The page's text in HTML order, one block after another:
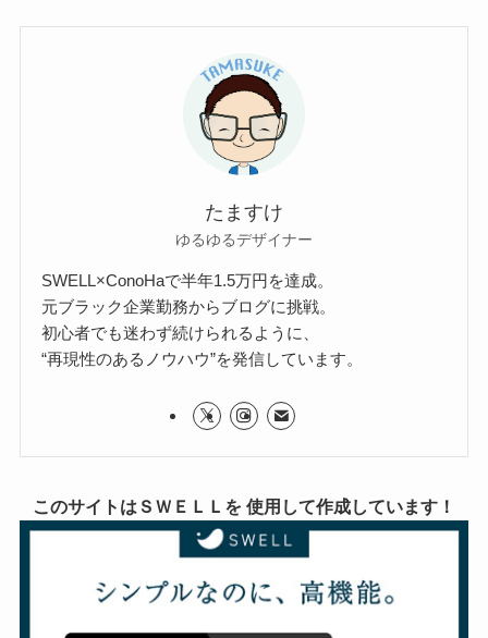
たますけ
ゆるゆるデザイナー
SWELL×ConoHaで半年1.5万円を達成。
元ブラック企業勤務からブログに挑戦。
初心者でも迷わず続けられるように、
“再現性のあるノウハウ”を発信しています。
このサイトはＳＷＥＬＬを 使用して作成しています！